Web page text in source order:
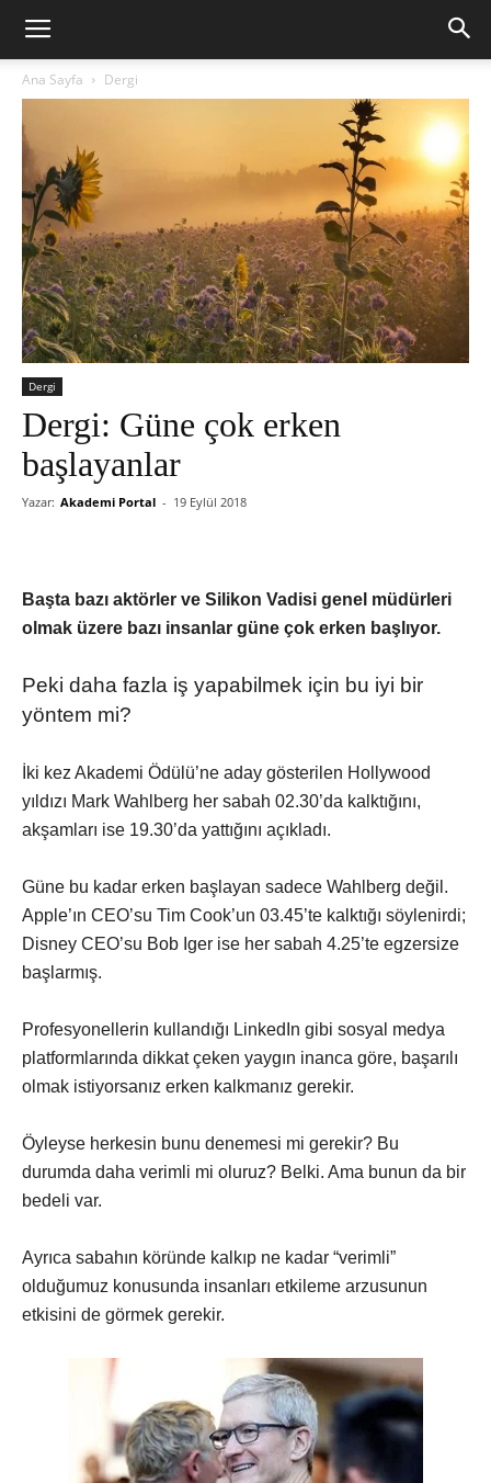
Ana Sayfa Dergi
Dergi
Dergi: Güne çok erken
başlayanlar
Yazar: Akademi Portal - 19 Eylül 2018
Başta bazı aktörler ve Silikon Vadisi genel müdürleri
olmak üzere bazı insanlar güne çok erken başlıyor.
Peki daha fazla iş yapabilmek için bu iyi bir
yöntem mi?
İki kez Akademi Ödülü’ne aday gösterilen Hollywood
yıldızı Mark Wahlberg her sabah 02.30’da kalktığını,
akşamları ise 19.30’da yattığını açıkladı.
Güne bu kadar erken başlayan sadece Wahlberg değil.
Apple’ın CEO’su Tim Cook’un 03.45’te kalktığı söylenirdi;
Disney CEO’su Bob Iger ise her sabah 4.25’te egzersize
başlarmış.
Profesyonellerin kullandığı LinkedIn gibi sosyal medya
platformlarında dikkat çeken yaygın inanca göre, başarılı
olmak istiyorsanız erken kalkmanız gerekir.
Öyleyse herkesin bunu denemesi mi gerekir? Bu
durumda daha verimli mi oluruz? Belki. Ama bunun da bir
bedeli var.
Ayrıca sabahın köründe kalkıp ne kadar “verimli”
olduğumuz konusunda insanları etkileme arzusunun
etkisini de görmek gerekir.